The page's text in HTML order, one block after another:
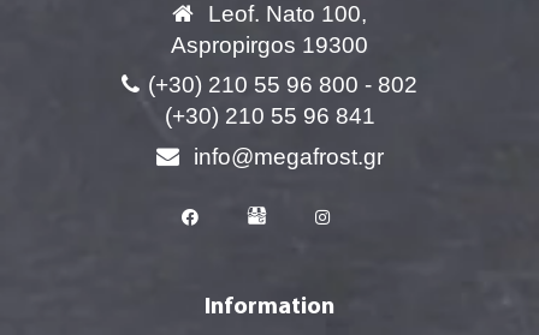
Leof. Nato 100,
Aspropirgos 19300
(+30) 210 55 96 800 - 802
(+30) 210 55 96 841
info@megafrost.gr
Information